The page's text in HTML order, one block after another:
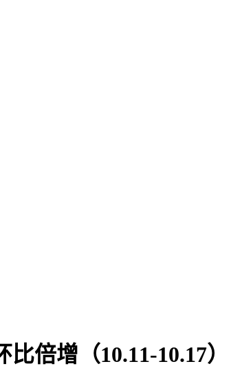
倍增（10.11-10.17）